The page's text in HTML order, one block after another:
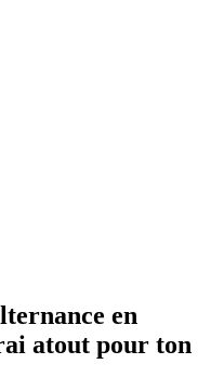
en
atout pour ton